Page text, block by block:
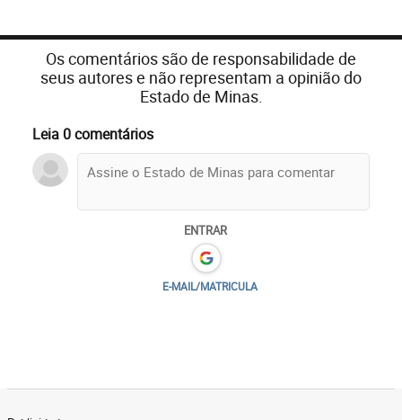
Os comentários são de responsabilidade de
seus autores e não representam a opinião do
Estado de Minas.
Leia 0 comentários
ENTRAR
E-MAIL/MATRICULA